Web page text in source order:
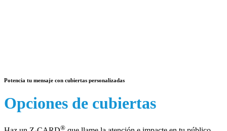
Potencia tu mensaje con cubiertas personalizadas
Opciones de cubiertas
®